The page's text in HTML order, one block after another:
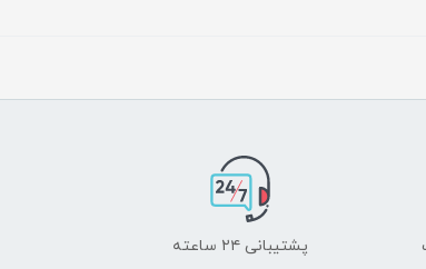
پشتیبانی ۲۴ ساعته